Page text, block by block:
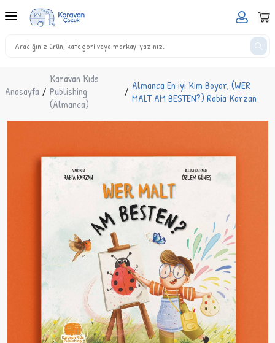
Anasayfa /
Karavan Kıds
Publishing
(Almanca)
/ Almanca En iyi Kim Boyar, (WER
MALT AM BESTEN?) Rabia Karzan